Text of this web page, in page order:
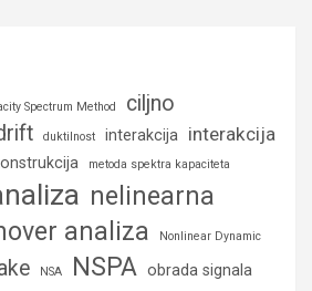
Spectrum Method
ciljno
duktilnost interakcija
interakcija
metoda spektra kapaciteta
nelinearna
analiza
Nonlinear Dynamic
NSA NSPA obrada signala